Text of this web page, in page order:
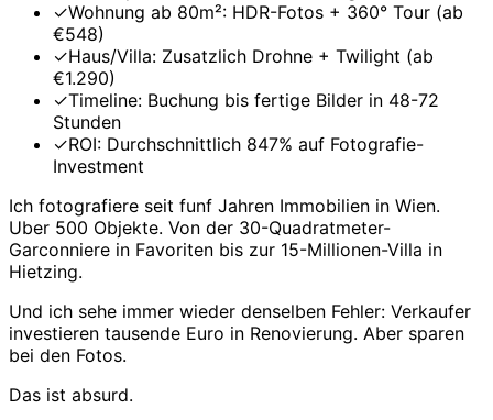
✓Wohnung ab 80m²: HDR-Fotos + 360° Tour (ab
€548)
✓Haus/Villa: Zusatzlich Drohne + Twilight (ab
€1.290)
✓Timeline: Buchung bis fertige Bilder in 48-72
Stunden
✓ROI: Durchschnittlich 847% auf Fotografie-
Investment
Ich fotografiere seit funf Jahren Immobilien in Wien.
Uber 500 Objekte. Von der 30-Quadratmeter-
Garconniere in Favoriten bis zur 15-Millionen-Villa in
Hietzing.
Und ich sehe immer wieder denselben Fehler: Verkaufer
investieren tausende Euro in Renovierung. Aber sparen
bei den Fotos.
Das ist absurd.